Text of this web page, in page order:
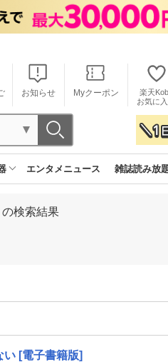
お知らせ Myクーポン
楽天
お気に
エンタメニュース 雑誌読み放
の検索結果
い [電子書籍版]